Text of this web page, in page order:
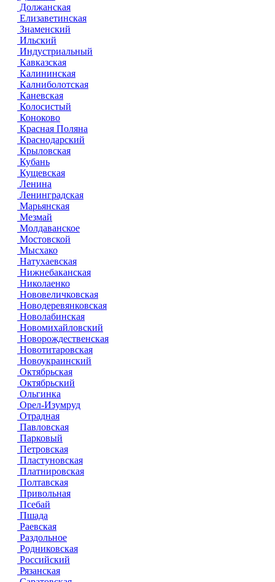
Должанская
Елизаветинская
Знаменский
Ильский
Индустриальный
Кавказская
Калининская
Калниболотская
Каневская
Колосистый
Коноково
Красная Поляна
Краснодарский
Крыловская
Кубань
Кущевская
Ленина
Ленинградская
Марьянская
Мезмай
Молдаванское
Мостовской
Мысхако
Натухаевская
Нижнебаканская
Николаенко
Нововеличковская
Новодеревянковская
Новолабинская
Новомихайловский
Новорождественская
Новотитаровская
Новоукраинский
Октябрьская
Октябрьский
Ольгинка
Орел-Изумруд
Отрадная
Павловская
Парковый
Петровская
Пластуновская
Платнировская
Полтавская
Привольная
Псебай
Пшада
Раевская
Раздольное
Родниковская
Российский
Рязанская